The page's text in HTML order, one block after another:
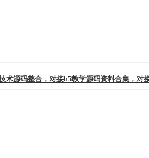
术源码整合，对接h5教学源码资料合集，对